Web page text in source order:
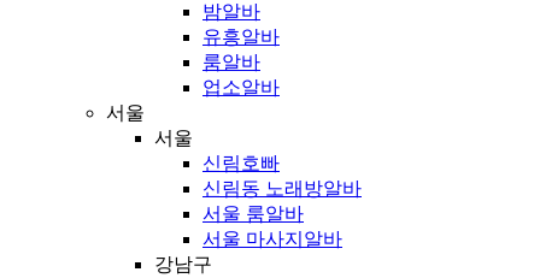
밤알바
유흥알바
룸알바
업소알바
서울
서울
신림호빠
신림동 노래방알바
서울 룸알바
서울 마사지알바
강남구